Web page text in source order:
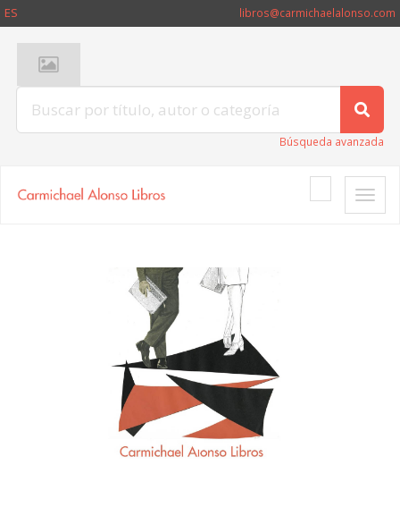
ES libros@carmichaelalonso.com
Búsqueda avanzada
Toggle